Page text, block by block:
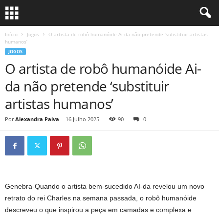
Início Jogos
O artista de robô humanóide Ai-da não pretende ‘substituir artistas
humanos’
JOGOS
O artista de robô humanóide Ai-
da não pretende ‘substituir
artistas humanos’
Por Alexandra Paiva - 16 Julho 2025 90 0
Genebra-Quando o artista bem-sucedido AI-da revelou um novo
retrato do rei Charles na semana passada, o robô humanóide
descreveu o que inspirou a peça em camadas e complexa e